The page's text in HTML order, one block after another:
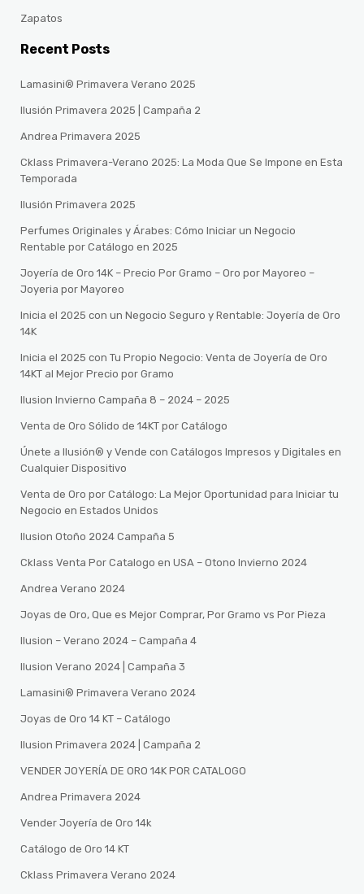
Zapatos
Recent Posts
Lamasini® Primavera Verano 2025
Ilusión Primavera 2025 | Campaña 2
Andrea Primavera 2025
Cklass Primavera-Verano 2025: La Moda Que Se Impone en Esta
Temporada
Ilusión Primavera 2025
Perfumes Originales y Árabes: Cómo Iniciar un Negocio
Rentable por Catálogo en 2025
Joyería de Oro 14K – Precio Por Gramo – Oro por Mayoreo –
Joyeria por Mayoreo
Inicia el 2025 con un Negocio Seguro y Rentable: Joyería de Oro
14K
Inicia el 2025 con Tu Propio Negocio: Venta de Joyería de Oro
14KT al Mejor Precio por Gramo
Ilusion Invierno Campaña 8 – 2024 – 2025
Venta de Oro Sólido de 14KT por Catálogo
Únete a Ilusión® y Vende con Catálogos Impresos y Digitales en
Cualquier Dispositivo
Venta de Oro por Catálogo: La Mejor Oportunidad para Iniciar tu
Negocio en Estados Unidos
Ilusion Otoño 2024 Campaña 5
Cklass Venta Por Catalogo en USA – Otono Invierno 2024
Andrea Verano 2024
Joyas de Oro, Que es Mejor Comprar, Por Gramo vs Por Pieza
Ilusion – Verano 2024 – Campaña 4
Ilusion Verano 2024 | Campaña 3
Lamasini®️ Primavera Verano 2024
Joyas de Oro 14 KT – Catálogo
Ilusion Primavera 2024 | Campaña 2
VENDER JOYERÍA DE ORO 14K POR CATALOGO
Andrea Primavera 2024
Vender Joyería de Oro 14k
Catálogo de Oro 14 KT
Cklass Primavera Verano 2024